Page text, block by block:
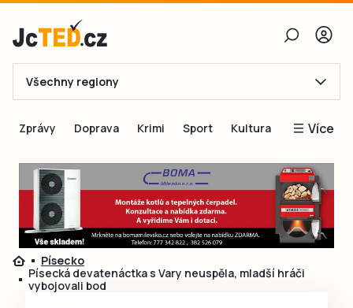
E-mail
Obnovit heslo
Přihlásit se
Všechny regiony
Zprávy Doprava Krimi Sport Kultura Více
Blogy
Inspirace
Čtenáři píší
Speciální přílohy
Písecko
Písecká devatenáctka s Vary neuspěla, mladší hráči
vybojovali bod